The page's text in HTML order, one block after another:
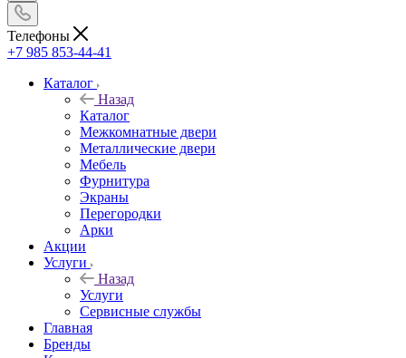
Телефоны
+7 985 853-44-41
Каталог
Назад
Каталог
Межкомнатные двери
Металлические двери
Мебель
Фурнитура
Экраны
Перегородки
Арки
Акции
Услуги
Назад
Услуги
Сервисные службы
Главная
Бренды